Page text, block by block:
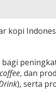
kopi
, dan
), serta